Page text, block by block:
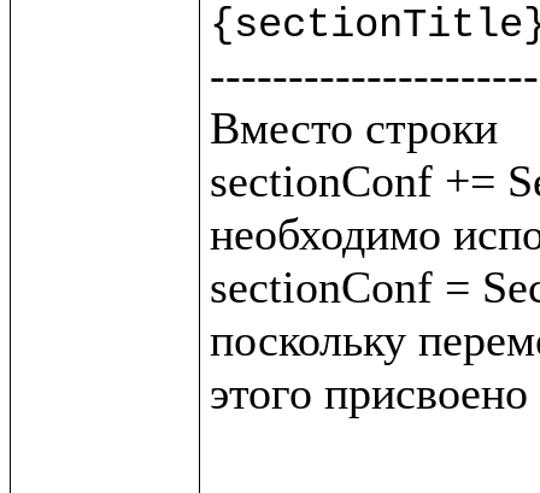
Вместо строки
sectionConf +=
необходимо
sectionConf =
поскольку
этого